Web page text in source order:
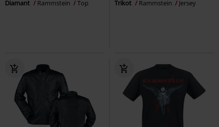
Diamant Rammstein Top Trikot Rammstein Jersey